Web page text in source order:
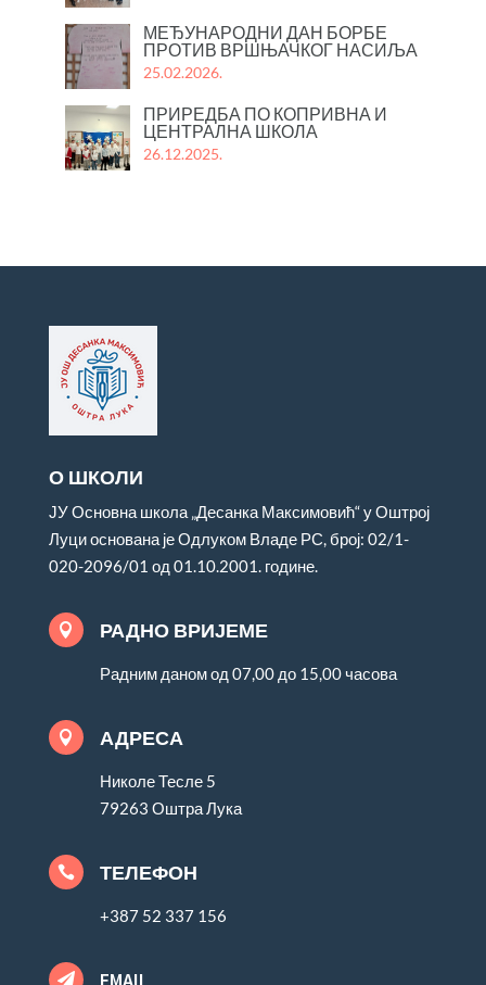
МЕЂУНАРОДНИ ДАН БОРБЕ
ПРОТИВ ВРШЊАЧКОГ НАСИЉА
25.02.2026.
ПРИРЕДБА ПО КОПРИВНА И
ЦЕНТРАЛНА ШКОЛА
26.12.2025.
О ШКОЛИ
ЈУ Основна школа „Десанка Максимовић“ у Оштрој
Луци основана је Одлуком Владе РС, број: 02/1-
020-2096/01 од 01.10.2001. године.
 РАДНО ВРИЈЕМЕ
Радним даном од 07,00 до 15,00 часова
 АДРЕСА
Николе Тесле 5
79263 Оштра Лука
 ТЕЛЕФОН
+387 52 337 156
